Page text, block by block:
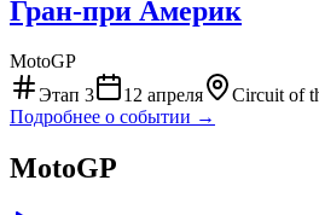
Гран-при Америк
MotoGP
Этап 3 12 апреля
Circuit of
Подробнее о событии →
MotoGP